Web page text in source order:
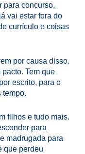
para concurso,
vai estar fora do
currículo e coisas
por causa disso.
Tem que
escrito, para o
tempo.
filhos e tudo mais.
para
madrugada para
que perdeu